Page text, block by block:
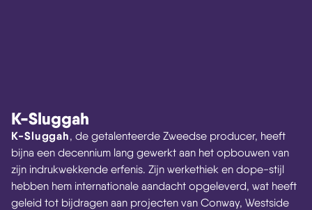
K-Sluggah
K-Sluggah, de getalenteerde Zweedse producer, heeft
bijna een decennium lang gewerkt aan het opbouwen van
zijn indrukwekkende erfenis. Zijn werkethiek en dope-stijl
hebben hem internationale aandacht opgeleverd, wat heeft
geleid tot bijdragen aan projecten van Conway, Westside